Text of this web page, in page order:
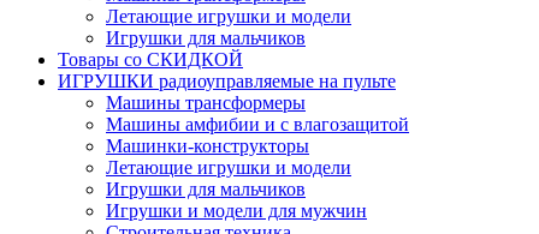
Летающие игрушки и модели
Игрушки для мальчиков
Товары со СКИДКОЙ
ИГРУШКИ радиоуправляемые на пульте
Машины трансформеры
Машины амфибии и с влагозащитой
Машинки-конструкторы
Летающие игрушки и модели
Игрушки для мальчиков
Игрушки и модели для мужчин